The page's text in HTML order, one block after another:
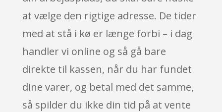
at vælge den rigtige adresse. De tider
med at stå i kø er længe forbi – i dag
handler vi online og så gå bare
direkte til kassen, når du har fundet
dine varer, og betal med det samme,
så spilder du ikke din tid på at vente